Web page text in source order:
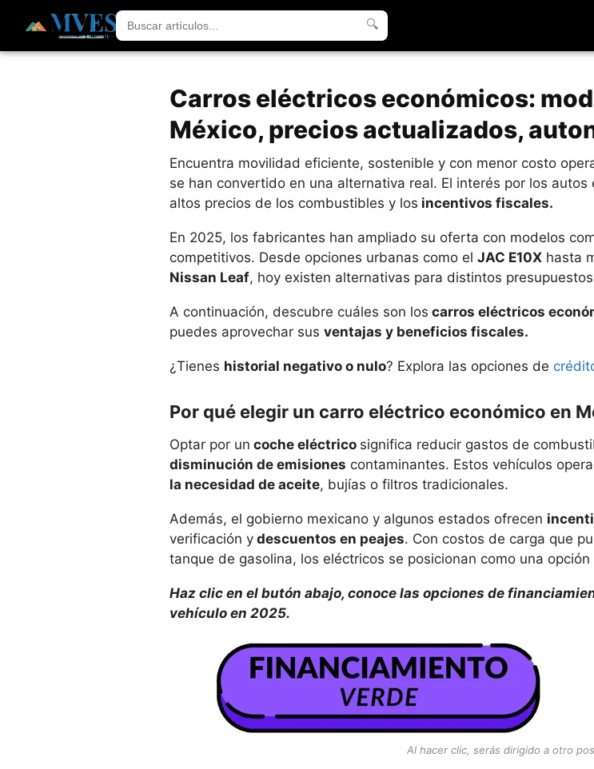
🔍
Carros eléctricos económicos:
México, precios actualizados,
Encuentra movilidad eficiente, sostenible y con menor costo
se han convertido en una alternativa real. El interés por los
altos precios de los combustibles y los incentivos fiscales.
En 2025, los fabricantes han ampliado su oferta con modelos
competitivos. Desde opciones urbanas como el JAC E10X hasta
Nissan Leaf, hoy existen alternativas para distintos
A continuación, descubre cuáles son los carros eléctricos
puedes aprovechar sus ventajas y beneficios fiscales.
¿Tienes historial negativo o nulo? Explora las opciones de
Por qué elegir un carro eléctrico económico en
Optar por un coche eléctrico significa reducir gastos de
disminución de emisiones contaminantes. Estos vehículos
la necesidad de aceite, bujías o filtros tradicionales.
Además, el gobierno mexicano y algunos estados ofrecen
verificación y descuentos en peajes. Con costos de carga que
tanque de gasolina, los eléctricos se posicionan como una
Haz clic en el butón abajo, conoce las opciones de
vehículo en 2025.
Al hacer clic, serás dirigido a otro